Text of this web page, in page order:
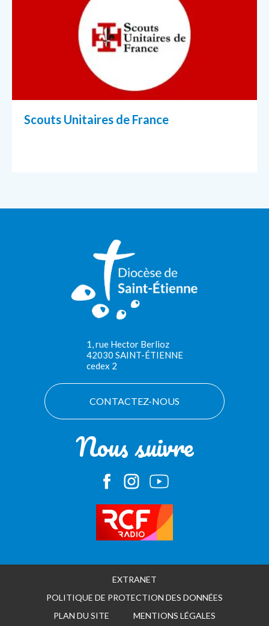
Scouts Unitaires de France
1, rue Hector Berlioz
42030 SAINT-ÉTIENNE
cedex 2
Nous suivre
CONTACTEZ-NOUS
EXTRANET
POLITIQUE DE PROTECTION DES DONNÉES
PLAN DU SITE
MENTIONS LÉGALES